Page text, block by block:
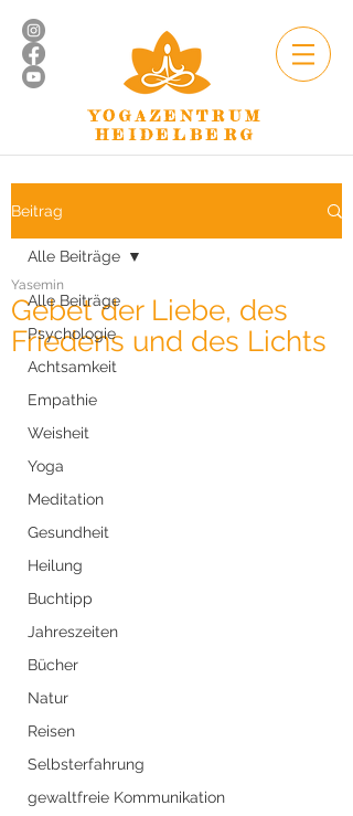
YOGAZENTRUM
HEIDELBERG
Beitrag
Alle Beiträge
Psychologie
Achtsamkeit
Empathie
Weisheit
Yoga
Meditation
Gesundheit
Heilung
Buchtipp
Jahreszeiten
Bücher
Natur
Reisen
Selbsterfahrung
gewaltfreie Kommunikation
Alle Beiträge
Gebet der Liebe, des
Friedens und des Lichts
Yasemin